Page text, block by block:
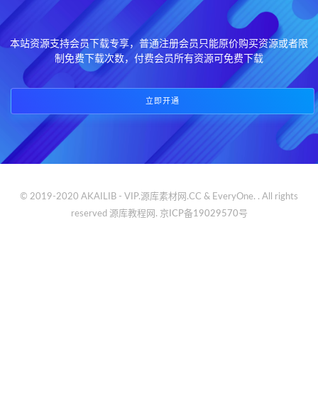
本站资源支持会员下载专享，普通注册会员只能原价购买资源或者限
制免费下载次数，付费会员所有资源可免费下载
立即开通
© 2019-2020 AKAILIB - VIP.源库素材网.CC & EveryOne. . All rights
reserved 源库教程网. 京ICP备19029570号